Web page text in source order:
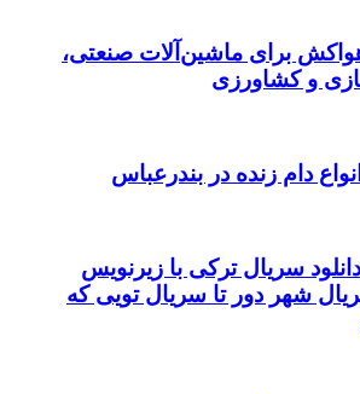
هواکش برای ماشین‌آلات صنعتی،
و کشاورزی
دام زنده در بندرعباس
سریال ترکی با زیرنویس
شهر دور تا سریال تویی که